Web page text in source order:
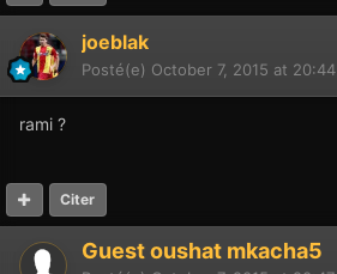
joeblak
Posté(e) October 7, 2015 at 20:44
rami ?
Citer
Guest oushat mkacha5